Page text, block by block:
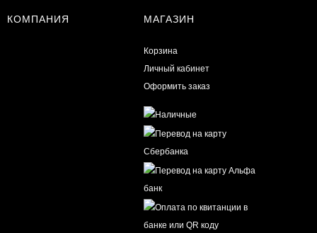
КОМПАНИЯ МАГАЗИН
Корзина
Личный кабинет
Оформить заказ